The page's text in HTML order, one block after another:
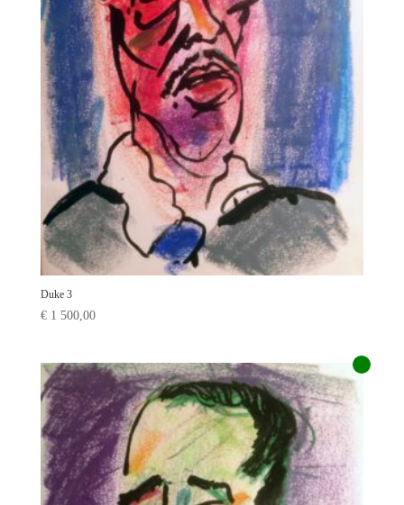
Duke 3
€1 500,00